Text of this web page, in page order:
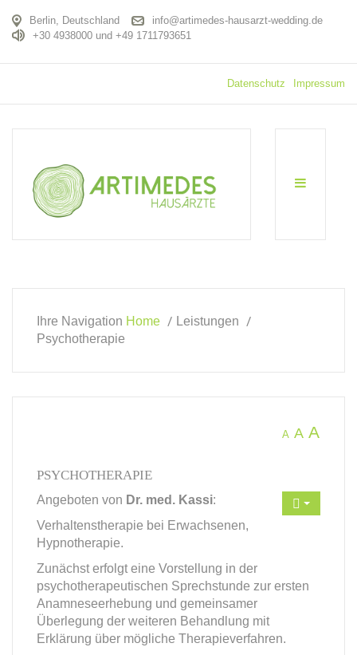
Berlin, Deutschland
info@artimedes-hausarzt-wedding.de
+30 4938000 und +49 1711793651
Impressum
Datenschutz
Ihre Navigation Home
Leistungen
Psychotherapie
A A A
PSYCHOTHERAPIE
Angeboten von Dr. med. Kassi:
Verhaltenstherapie bei Erwachsenen,
Hypnotherapie.
Zunächst erfolgt eine Vorstellung in der
psychotherapeutischen Sprechstunde zur ersten
Anamneseerhebung und gemeinsamer
Überlegung der weiteren Behandlung mit
Erklärung über mögliche Therapieverfahren.